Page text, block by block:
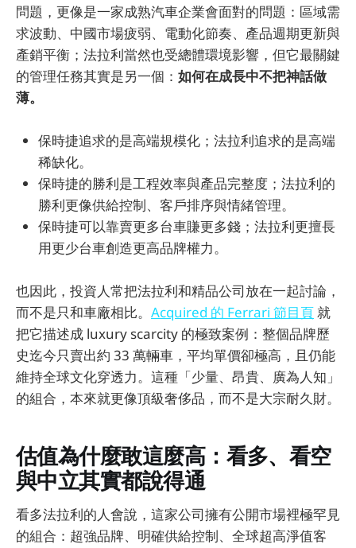
問題，更像是一家成熟汽車企業會面對的問題：區域需
求波動、中國市場疲弱、電動化節奏、產品週期更新與
產銷平衡；法拉利當然也受總體環境影響，但它最關鍵
的管理任務其實是另一個： 如何在成長中不把神話做
薄。
保時捷追求的是高端規模化；法拉利追求的是高端
稀缺化。
保時捷的勝利是工程效率與產品完整度；法拉利的
勝利更像供給控制、客戶排序與情緒管理。
保時捷可以靠賣更多台車賺更多錢；法拉利更擅長
用更少台車創造更高品牌權力。
也因此，投資人常把法拉利和精品公司放在一起討論，
而不是只和車廠相比。 Acquired 的 Ferrari 節目頁就
把它描述成 luxury scarcity 的極致案例：整個品牌歷
史迄今只賣出約 33 萬輛車，平均單價卻極高，且仍能
維持全球文化穿透力。這種「少量、昂貴、廣為人知」
的組合，本來就更像頂級奢侈品，而不是大宗耐久財。
估值為什麼敢這麼高：看多、看空
與中立其實都說得通
看多法拉利的人會說，這家公司擁有公開市場裡極罕見
的組合：超強品牌、明確供給控制、全球超高淨值客